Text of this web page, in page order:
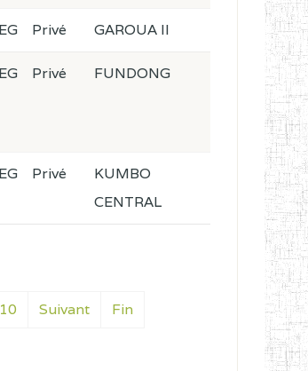
10 Suivant Fin
Privé GAROUA II
Privé FUNDONG
Privé
KUMBO
CENTRAL